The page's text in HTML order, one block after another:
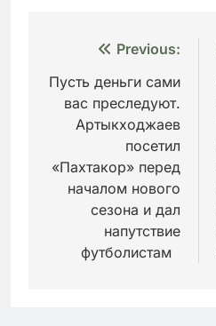
Навигация
по
записям
Previous:
Пусть деньги сами
вас преследуют.
Артыкходжаев
посетил
«Пахтакор» перед
началом нового
сезона и дал
напутствие
футболистам